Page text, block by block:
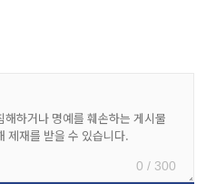
0 / 300